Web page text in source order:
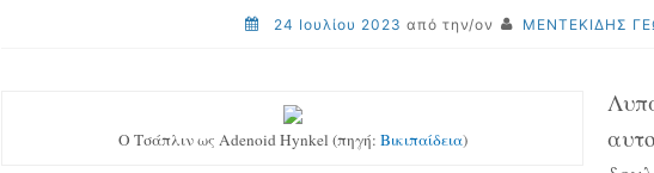
24 Ιουλίου 2023 από την/ον ΜΕΝΤΕΚΙΔΗΣ
Ο Τσάπλιν ως Adenoid Hynkel (πηγή: Βικιπαίδεια)